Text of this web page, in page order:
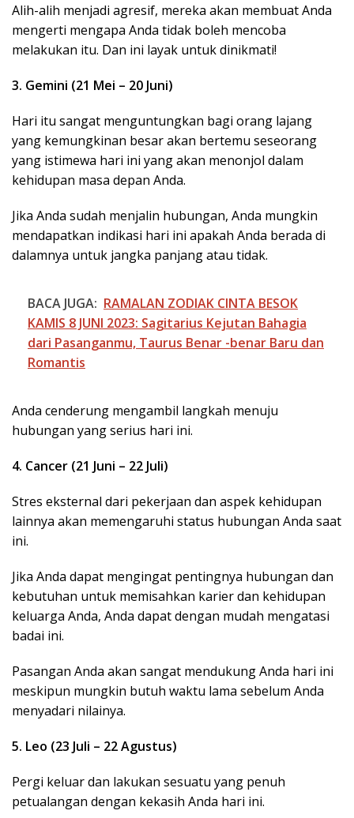
Alih-alih menjadi agresif, mereka akan membuat Anda
mengerti mengapa Anda tidak boleh mencoba
melakukan itu. Dan ini layak untuk dinikmati!
3. Gemini (21 Mei – 20 Juni)
Hari itu sangat menguntungkan bagi orang lajang
yang kemungkinan besar akan bertemu seseorang
yang istimewa hari ini yang akan menonjol dalam
kehidupan masa depan Anda.
Jika Anda sudah menjalin hubungan, Anda mungkin
mendapatkan indikasi hari ini apakah Anda berada di
dalamnya untuk jangka panjang atau tidak.
BACA JUGA: RAMALAN ZODIAK CINTA BESOK
KAMIS 8 JUNI 2023: Sagitarius Kejutan Bahagia
dari Pasanganmu, Taurus Benar -benar Baru dan
Romantis
Anda cenderung mengambil langkah menuju
hubungan yang serius hari ini.
4. Cancer (21 Juni – 22 Juli)
Stres eksternal dari pekerjaan dan aspek kehidupan
lainnya akan memengaruhi status hubungan Anda saat
ini.
Jika Anda dapat mengingat pentingnya hubungan dan
kebutuhan untuk memisahkan karier dan kehidupan
keluarga Anda, Anda dapat dengan mudah mengatasi
badai ini.
Pasangan Anda akan sangat mendukung Anda hari ini
meskipun mungkin butuh waktu lama sebelum Anda
menyadari nilainya.
5. Leo (23 Juli – 22 Agustus)
Pergi keluar dan lakukan sesuatu yang penuh
petualangan dengan kekasih Anda hari ini.